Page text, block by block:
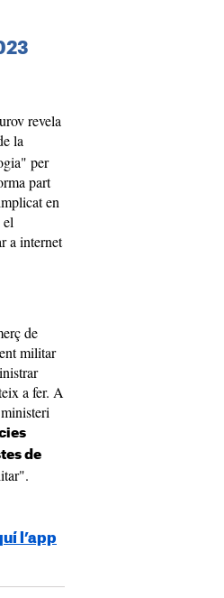
revela
la
per
part
en
a internet
de
militar
a fer. A
de
l’app